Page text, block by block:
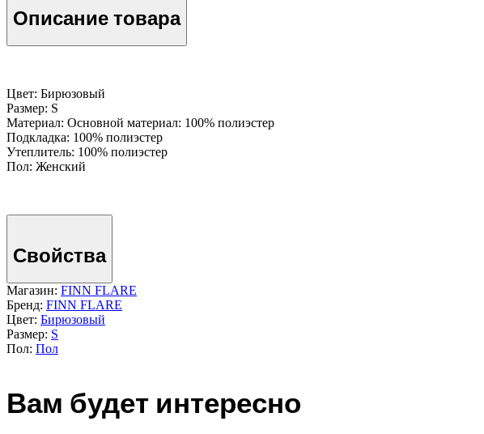
Описание товара
Цвет: Бирюзовый
Размер: S
Материал: Основной материал: 100% полиэстер
Подкладка: 100% полиэстер
Утеплитель: 100% полиэстер
Пол: Женский
Свойства
Магазин: FINN FLARE
Бренд: FINN FLARE
Цвет: Бирюзовый
Размер: S
Пол: Пол
Вам будет интересно